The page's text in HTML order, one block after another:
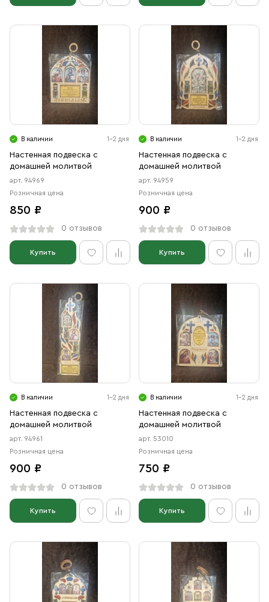
В наличии 1-2 дня
Настенная подвеска с
домашней молитвой
арт. 94969
Розничная цена
850 ₽
0 отзывов
Купить
В наличии 1-2 дня
Настенная подвеска с
домашней молитвой
арт. 94959
Розничная цена
900 ₽
0 отзывов
Купить
В наличии 1-2 дня
Настенная подвеска с
домашней молитвой
арт. 94961
Розничная цена
900 ₽
0 отзывов
Купить
В наличии 1-2 дня
Настенная подвеска с
домашней молитвой
арт. 53010
Розничная цена
750 ₽
0 отзывов
Купить